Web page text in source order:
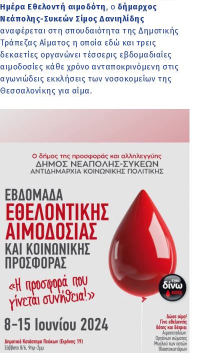
Ημέρα Εθελοντή αιμοδότη, ο δήμαρχος
Νεάπολης-Συκεών Σίμος Δανιηλίδης
αναφέρεται στη σπουδαιότητα της Δημοτικής
Τράπεζας Αίματος η οποία εδώ και τρεις
δεκαετίες οργανώνει τέσσερις εβδομαδιαίες
αιμοδοσίες κάθε χρόνο ανταποκρινόμενη στις
αγωνιώδεις εκκλήσεις των νοσοκομείων της
Θεσσαλονίκης για αίμα.